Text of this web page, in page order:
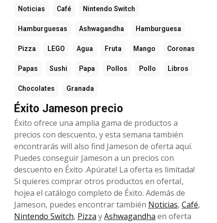
Noticias Café Nintendo Switch
Hamburguesas Ashwagandha Hamburguesa
Pizza LEGO Agua Fruta Mango Coronas
Papas Sushi Papa Pollos Pollo Libros
Chocolates Granada
Éxito Jameson precio
Éxito ofrece una amplia gama de productos a
precios con descuento, y esta semana también
encontrarás will also find Jameson de oferta aquí.
Puedes conseguir Jameson a un precios con
descuento en Éxito .Apúrate! La oferta es limitada!
Si quieres comprar otros productos en ofertaI,
hojea el catálogo completo de Éxito. Además de
Jameson, puedes encontrar también Noticias, Café,
Nintendo Switch, Pizza yAshwagandha en oferta